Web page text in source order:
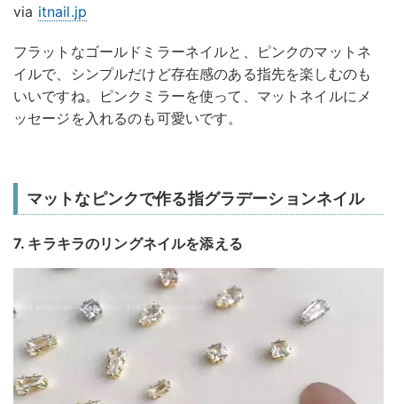
via itnail.jp
フラットなゴールドミラーネイルと、ピンクのマットネ
イルで、シンプルだけど存在感のある指先を楽しむのも
いいですね。ピンクミラーを使って、マットネイルにメ
ッセージを入れるのも可愛いです。
マットなピンクで作る指グラデーションネイル
7. キラキラのリングネイルを添える